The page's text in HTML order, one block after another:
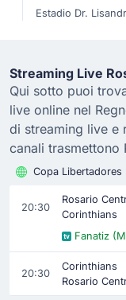
Estadio Dr.
Streaming Live
Qui sotto puoi
live online nel
di streaming live e
canali trasmettono
Copa Libertadores
20:30
Rosario
Corinthians
Fanatiz
20:30
Corinthians
Rosario